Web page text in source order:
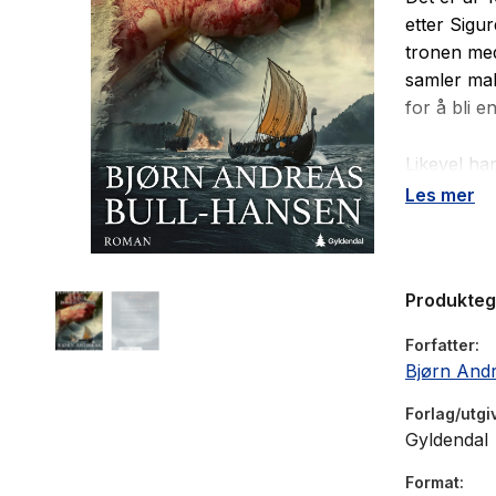
etter
tronen
samler
for å bli
Likevel
Olav
endring,
fortelling
Les mer
Forfatter
Bjørn
Forlag/
Gyldendal
Format